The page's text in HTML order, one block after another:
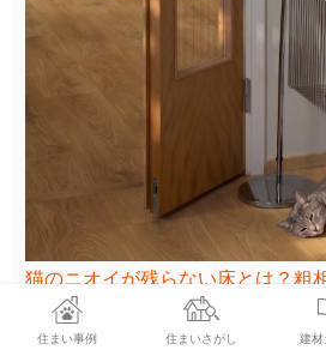
猫のニオイが残らない床とは？粗
対策で選ぶフローリング
住まい事例 住まいさがし 建材